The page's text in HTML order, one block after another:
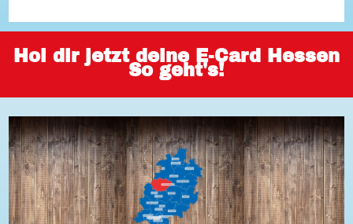
Hol dir jetzt deine E-Card Hessen
So geht's!